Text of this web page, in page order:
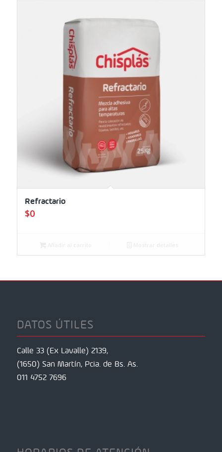
Refractario
$0
DATOS ÚTILES
Calle 33 (Ex Lavalle) 2139,
(1650) San Martín, Pcia. de Bs. As.
011 4752 7696